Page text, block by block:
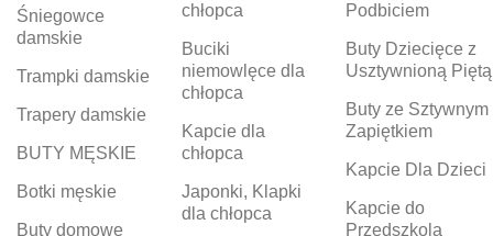
Śniegowce
damskie
Trampki damskie
Trapery damskie
BUTY MĘSKIE
Botki męskie
Buty domowe
chłopca
Buciki
niemowlęce dla
chłopca
Kapcie dla
chłopca
Japonki, Klapki
dla chłopca
Podbiciem
Buty Dziecięce z
Usztywnioną Piętą
Buty ze Sztywnym
Zapiętkiem
Kapcie Dla Dzieci
Kapcie do
Przedszkola